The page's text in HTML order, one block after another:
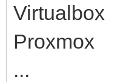
Virtualbox
Proxmox
...